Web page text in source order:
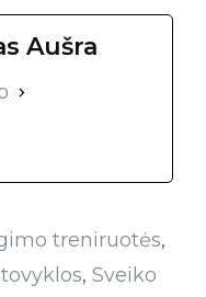
Aušra
treniruotės,
, Sveiko